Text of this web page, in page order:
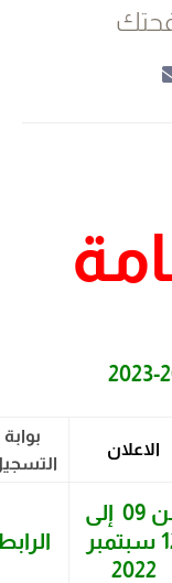
بوابة
التسجيل
من 09 إلى
سبتمبر
2022
الرابط